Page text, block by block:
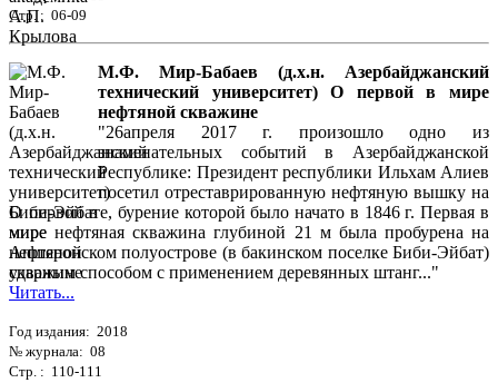
Стр. : 06-09
М.Ф. Мир-Бабаев (д.х.н. Азербайджанский
технический университет) О первой в мире
нефтяной скважине
"26апреля 2017 г. произошло одно из
знаменательных событий в Азербайджанской
Республике: Президент республики Ильхам Алиев
посетил отреставрированную нефтяную вышку на
Биби-Эйбате, бурение которой было начато в 1846 г. Первая в
мире нефтяная скважина глубиной 21 м была пробурена на
Апшеронском полуострове (в бакинском поселке Биби-Эйбат)
ударным способом с применением деревянных штанг..."
Читать...
Год издания: 2018
№ журнала: 08
Стр. : 110-111